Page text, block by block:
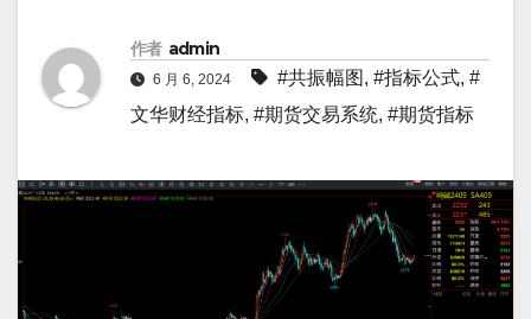
作者 admin
6 月 6, 2024 #共振幅图 , #指标公式, #
文华财经指标, #期货交易系统, #期货指标